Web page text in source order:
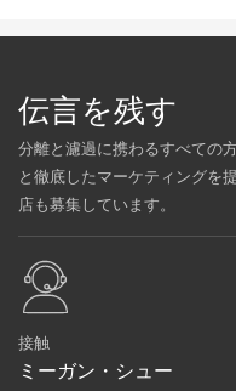
伝言を残す
分離と濾過に携わるすべての
と徹底したマーケティングを
店も募集しています。
接触
ミーガン・シュー